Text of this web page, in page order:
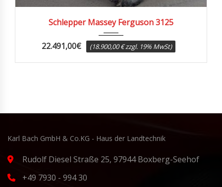
Schlepper Massey Ferguson 3125
22.491,00€ (18.900,00 € zzgl. 19% MwSt)
Karl Bach GmbH & Co.KG - Haus der Landtechnik
Rudolf Diesel Straße 25, 97944 Boxberg-Seehof
+49 7930 - 994 30